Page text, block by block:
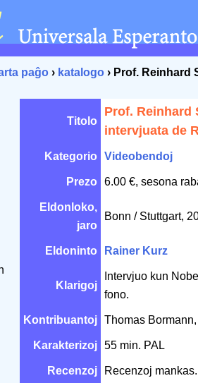
paĝo › katalogo › Prof. Reinhard
Titolo
Prof. Reinhard
intervjuata de
Kategorio Videobendoj
Prezo 6.00 €, sesona
Eldonloko,
jaro
Bonn / Stuttgart,
Eldoninto Rainer Kurz
Klarigoj
Intervjuo kun
fono.
Kontribuantoj Thomas
Karakterizoj 55 min. PAL
Recenzoj Recenzoj mankas.